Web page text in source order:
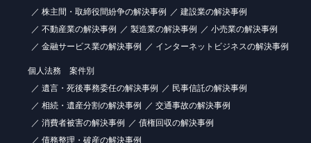
株主間・取締役間紛争の解決事例
建設業の解決事例
不動産業の解決事例
製造業の解決事例
小売業の解決事例
金融サービス業の解決事例
インターネットビジネスの解決事例
個人法務 案件別
遺言・死後事務委任の解決事例
民事信託の解決事例
相続・遺産分割の解決事例
交通事故の解決事例
消費者被害の解決事例
債権回収の解決事例
債務整理・破産の解決事例